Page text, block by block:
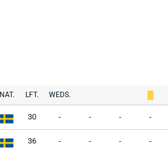
NAT. LFT. WEDS.
30 - - - -
36 - - - -